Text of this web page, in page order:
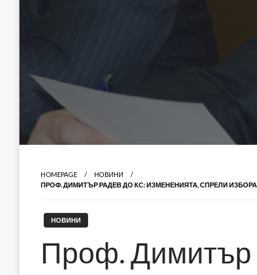
HOMEPAGE
НОВИНИ
ПРОФ. ДИМИТЪР РАДЕВ ДО КС: ИЗМЕНЕНИЯТА, СПРЕЛИ
НОВИНИ
Проф. Димитър